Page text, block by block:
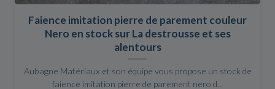
Faience imitation pierre de parement couleur
Nero en stock sur La destrousse et ses
alentours
Aubagne Matériaux et son équipe vous propose un stock de
faience imitation pierre de parement nero d...